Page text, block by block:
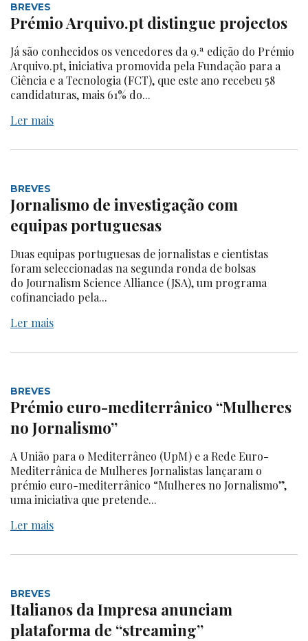
BREVES
Prémio Arquivo.pt distingue projectos
Já são conhecidos os vencedores da 9.ª edição do Prémio
Arquivo.pt, iniciativa promovida pela Fundação para a
Ciência e a Tecnologia (FCT), que este ano recebeu 58
candidaturas, mais 61% do...
Ler mais
BREVES
Jornalismo de investigação com
equipas portuguesas
Duas equipas portuguesas de jornalistas e cientistas
foram seleccionadas na segunda ronda de bolsas
do Journalism Science Alliance (JSA), um programa
cofinanciado pela...
Ler mais
BREVES
Prémio euro-mediterrânico “Mulheres
no Jornalismo”
A União para o Mediterrâneo (UpM) e a Rede Euro-
Mediterrânica de Mulheres Jornalistas lançaram o
prémio euro-mediterrânico “Mulheres no Jornalismo”,
uma iniciativa que pretende...
Ler mais
BREVES
Italianos da Impresa anunciam
plataforma de “streaming”